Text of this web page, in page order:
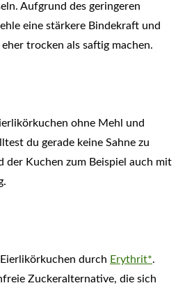
Aufgrund des geringeren
eine stärkere Bindekraft und
trocken als saftig machen.
ohne Mehl und
du gerade keine Sahne zu
der Kuchen zum Beispiel auch mit
durch Erythrit*.
Zuckeralternative, die sich